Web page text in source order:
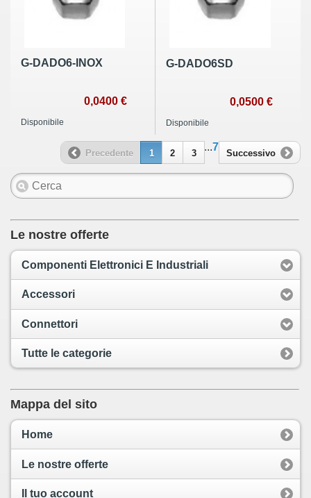
G-DADO6-INOX
0,0400 €
Disponibile
G-DADO6SD
0,0500 €
Disponibile
Precedente 1 2 3
...7
Successivo
Le nostre offerte
Componenti Elettronici E Industriali
Accessori
Connettori
Tutte le categorie
Mappa del sito
Home
Le nostre offerte
Il tuo account